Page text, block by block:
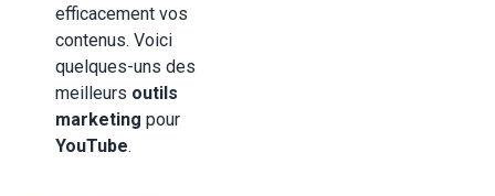
efficacement vos
contenus. Voici
quelques-uns des
meilleurs outils
marketing pour
YouTube.